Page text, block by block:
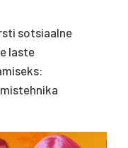
sotsiaalne
laste